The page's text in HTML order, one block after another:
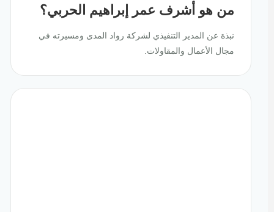
من هو أشرف عمر إبراهيم الحربي؟
نبذة عن المدير التنفيذي لشركة رواد المدى ومسيرته في
مجال الأعمال والمقاولات.